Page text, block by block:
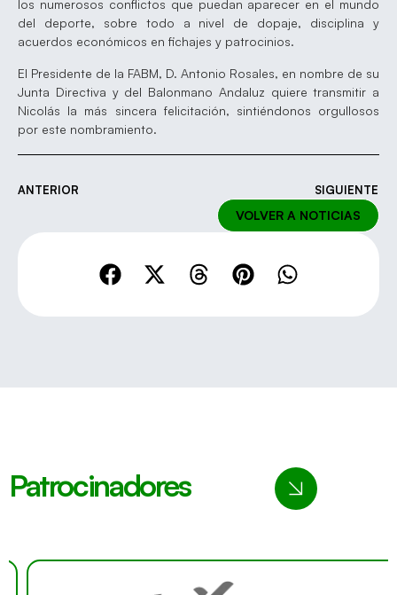
los numerosos conflictos que puedan aparecer en el mundo
del deporte, sobre todo a nivel de dopaje, disciplina y
acuerdos económicos en fichajes y patrocinios.
El Presidente de la FABM, D. Antonio Rosales, en nombre de su
Junta Directiva y del Balonmano Andaluz quiere transmitir a
Nicolás la más sincera felicitación, sintiéndonos orgullosos
por este nombramiento.
ANTERIOR SIGUIENTE
VOLVER A NOTICIAS
Patrocinadores